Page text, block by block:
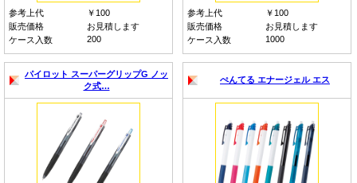
参考上代
￥100
販売価格
お見積します
ケース入数
200
参考上代
￥100
販売価格
お見積します
ケース入数
1000
パイロット スーパーグリップG ノッ
ク式…
ぺんてる エナージェル エス